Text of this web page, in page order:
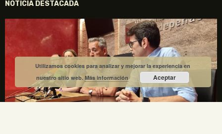
NOTICIA DESTACADA
Utilizamos cookies para analizar y mejorar la experiencia en
nuestro sitio web.Más información Aceptar